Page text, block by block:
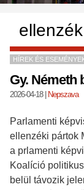
ellenzék
HÍREK ÉS
Gy. Németh
2026-04-18| Nepszava
Parlamenti
ellenzéki pártok
a prlamenti
Koalíció
belül távozik